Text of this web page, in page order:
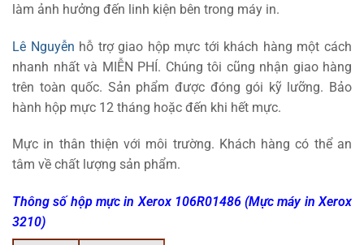
làm ảnh hưởng đến linh kiện bên trong máy in.
Lê Nguyễn hỗ trợ giao hộp mực tới khách hàng một cách
nhanh nhất và MIỄN PHÍ. Chúng tôi cũng nhận giao hàng
trên toàn quốc. Sản phẩm được đóng gói kỹ lưỡng. Bảo
hành hộp mực 12 tháng hoặc đến khi hết mực.
Mực in thân thiện với môi trường. Khách hàng có thể an
tâm về chất lượng sản phẩm.
Thông số hộp mực in Xerox 106R01486 (Mực máy in Xerox
3210)